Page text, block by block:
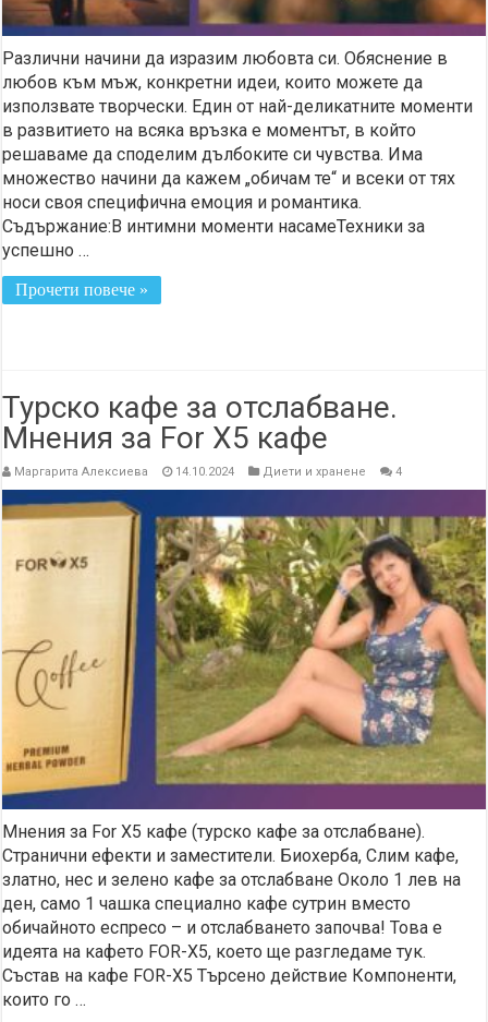
Различни начини да изразим любовта си. Обяснение в
любов към мъж, конкретни идеи, които можете да
използвате творчески. Един от най-деликатните моменти
в развитието на всяка връзка е моментът, в който
решаваме да споделим дълбоките си чувства. Има
множество начини да кажем „обичам те“ и всеки от тях
носи своя специфична емоция и романтика.
Съдържание:В интимни моменти насамеТехники за
успешно …
Прочети повече »
Турско кафе за отслабване.
Мнения за For X5 кафе
Маргарита Алексиева 14.10.2024 Диети и хранене 4
Мнения за For X5 кафе (турско кафе за отслабване).
Странични ефекти и заместители. Биохерба, Слим кафе,
златно, нес и зелено кафе за отслабване Около 1 лев на
ден, само 1 чашка специално кафе сутрин вместо
обичайното еспресо – и отслабването започва! Това е
идеята на кафето FOR-X5, което ще разгледаме тук.
Състав на кафе FOR-X5 Търсено действие Компоненти,
които го …